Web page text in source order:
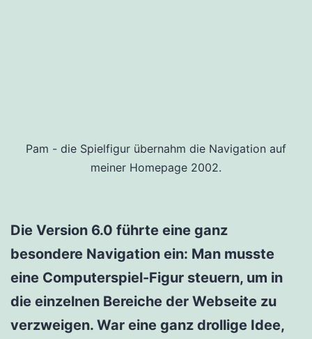
Pam - die Spielfigur übernahm die Navigation auf
meiner Homepage 2002.
Die Version 6.0 führte eine ganz
besondere Navigation ein: Man musste
eine Computerspiel-Figur steuern, um in
die einzelnen Bereiche der Webseite zu
verzweigen. War eine ganz drollige Idee,